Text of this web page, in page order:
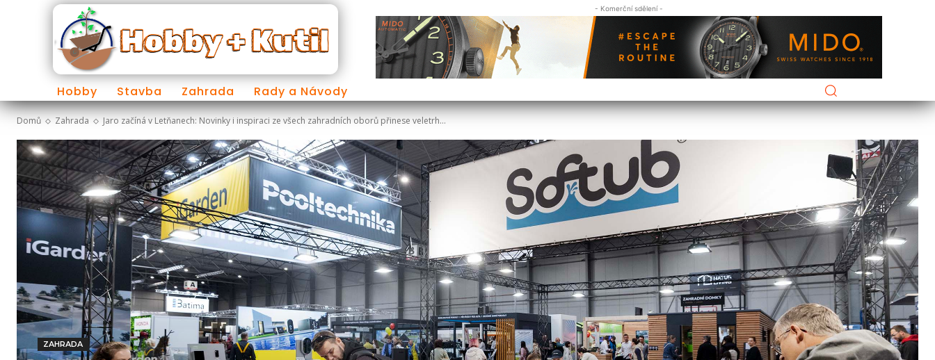
- Komerční sdělení -
Hobby Stavba Zahrada Rady a Návody
Domů Zahrada Jaro začíná v Letňanech: Novinky i inspiraci ze všech zahradních oborů přinese veletrh...
ZAHRADA